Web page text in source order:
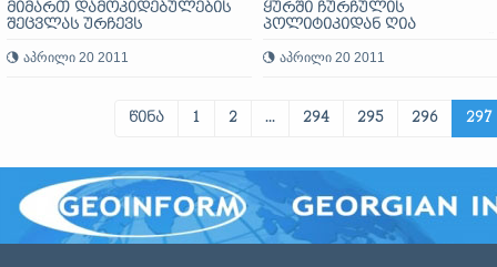
მიმართ დამოკიდებულების
შეცვლას ურჩევს
აპრილი 20 2011
ყურში ჩურჩულის
პოლიტიკიდან ღია
აპრილი 20 2011
წინა 1 2 ... 294 295 296 297